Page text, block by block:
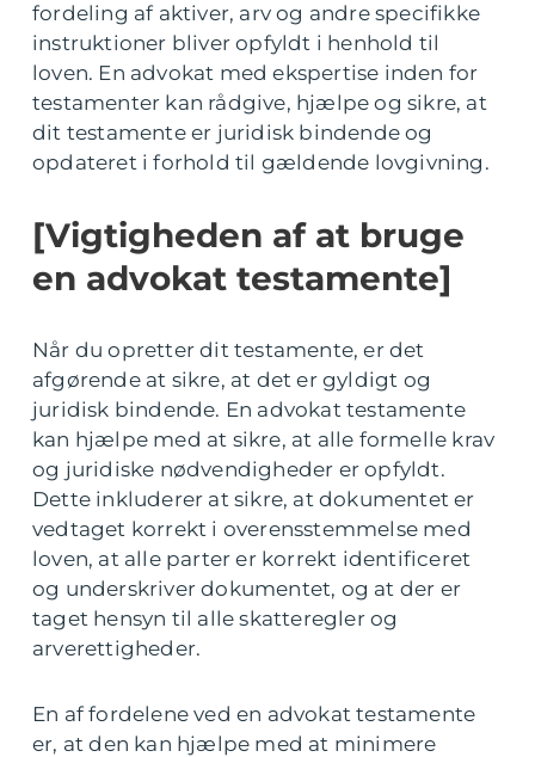
fordeling af aktiver, arv og andre specifikke
instruktioner bliver opfyldt i henhold til
loven. En advokat med ekspertise inden for
testamenter kan rådgive, hjælpe og sikre, at
dit testamente er juridisk bindende og
opdateret i forhold til gældende lovgivning.
[Vigtigheden af at bruge
en advokat testamente]
Når du opretter dit testamente, er det
afgørende at sikre, at det er gyldigt og
juridisk bindende. En advokat testamente
kan hjælpe med at sikre, at alle formelle krav
og juridiske nødvendigheder er opfyldt.
Dette inkluderer at sikre, at dokumentet er
vedtaget korrekt i overensstemmelse med
loven, at alle parter er korrekt identificeret
og underskriver dokumentet, og at der er
taget hensyn til alle skatteregler og
arverettigheder.
En af fordelene ved en advokat testamente
er, at den kan hjælpe med at minimere